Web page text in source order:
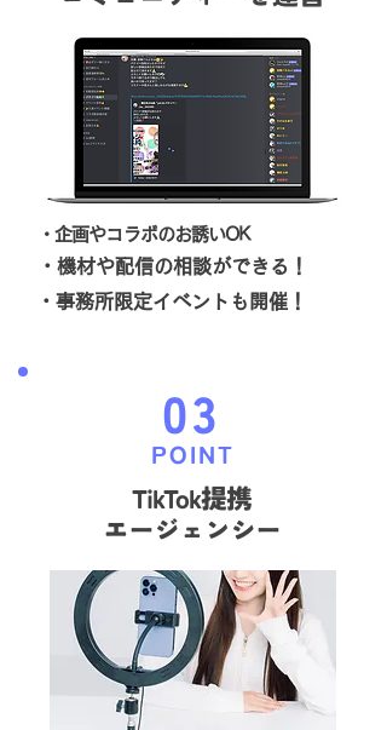
・企画やコラボのお誘いOK
・機材や配信の相談ができる！
・事務所限定イベントも開催！
POINT
03
TikTok提携
エージェンシー